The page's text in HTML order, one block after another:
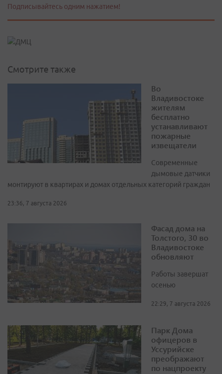
Подписывайтесь одним нажатием!
Смотрите также
Во
Владивостоке
жителям
бесплатно
устанавливают
пожарные
извещатели
Современные
дымовые датчики
монтируют в квартирах и домах отдельных категорий граждан
23:36, 7 августа 2026
Фасад дома на
Толстого, 30 во
Владивостоке
обновляют
Работы завершат
осенью
22:29, 7 августа 2026
Парк Дома
офицеров в
Уссурийске
преображают
по нацпроекту